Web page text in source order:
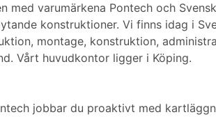
med varumärkena Pontech och
konstruktioner. Vi finns idag i
montage, konstruktion,
Vårt huvudkontor ligger i Köping.
jobbar du proaktivt med